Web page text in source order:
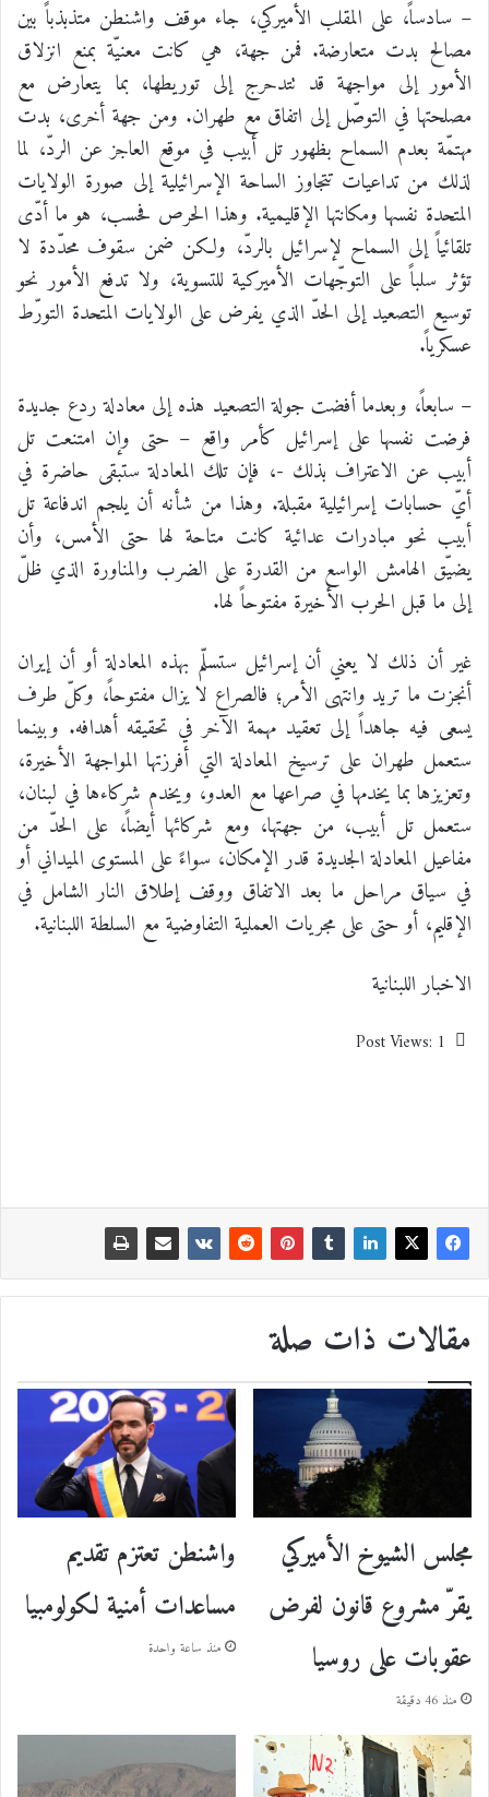
– سادساً، على المقلب الأميركي، جاء موقف واشنطن متذبذباً بين
مصالح بدت متعارضة. فمن جهة، هي كانت معنيّة بمنع انزلاق
الأمور إلى مواجهة قد تتدحرج إلى توريطها، بما يتعارض مع
مصلحتها في التوصّل إلى اتفاق مع طهران. ومن جهة أخرى، بدت
مهتمّة بعدم السماح بظهور تل أبيب في موقع العاجز عن الردّ، لما
لذلك من تداعيات تتجاوز الساحة الإسرائيلية إلى صورة الولايات
المتحدة نفسها ومكانتها الإقليمية. وهذا الحرص فحسب، هو ما أدّى
تلقائياً إلى السماح لإسرائيل بالردّ، ولكن ضمن سقوف محدّدة لا
تؤثر سلباً على التوجّهات الأميركية للتسوية، ولا تدفع الأمور نحو
توسيع التصعيد إلى الحدّ الذي يفرض على الولايات المتحدة التورّط
عسكرياً.
– سابعاً، وبعدما أفضت جولة التصعيد هذه إلى معادلة ردع جديدة
فرضت نفسها على إسرائيل كأمر واقع – حتى وإن امتنعت تل
أبيب عن الاعتراف بذلك -، فإن تلك المعادلة ستبقى حاضرة في
أيّ حسابات إسرائيلية مقبلة. وهذا من شأنه أن يلجم اندفاعة تل
أبيب نحو مبادرات عدائية كانت متاحة لها حتى الأمس، وأن
يضيّق الهامش الواسع من القدرة على الضرب والمناورة الذي ظلّ
إلى ما قبل الحرب الأخيرة مفتوحاً لها.
غير أن ذلك لا يعني أن إسرائيل ستسلّم بهذه المعادلة أو أن إيران
أنجزت ما تريد وانتهى الأمر؛ فالصراع لا يزال مفتوحاً، وكلّ طرف
يسعى فيه جاهداً إلى تعقيد مهمة الآخر في تحقيقه أهدافه. وبينما
ستعمل طهران على ترسيخ المعادلة التي أفرزتها المواجهة الأخيرة،
وتعزيزها بما يخدمها في صراعها مع العدو، ويخدم شركاءها في لبنان،
ستعمل تل أبيب، من جهتها، ومع شركائها أيضاً، على الحدّ من
مفاعيل المعادلة الجديدة قدر الإمكان، سواءً على المستوى الميداني أو
في سياق مراحل ما بعد الاتفاق ووقف إطلاق النار الشامل في
الإقليم، أو حتى على مجريات العملية التفاوضية مع السلطة اللبنانية.
الاخبار اللبنانية
Post Views: 1
مقالات ذات صلة
مجلس الشيوخ الأميركي
يقرّ مشروع قانون لفرض
عقوبات على روسيا
منذ 46 دقيقة
واشنطن تعتزم تقديم
مساعدات أمنية لكولومبيا
منذ ساعة واحدة